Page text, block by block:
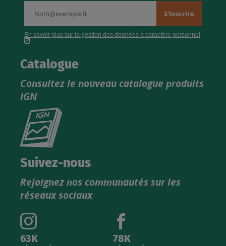
Catalogue
Consultez le nouveau catalogue produits
IGN
Consultez
catalogue
IGN
Suivez-nous
Rejoignez nos communautés sur les
réseaux sociaux
63K 78K